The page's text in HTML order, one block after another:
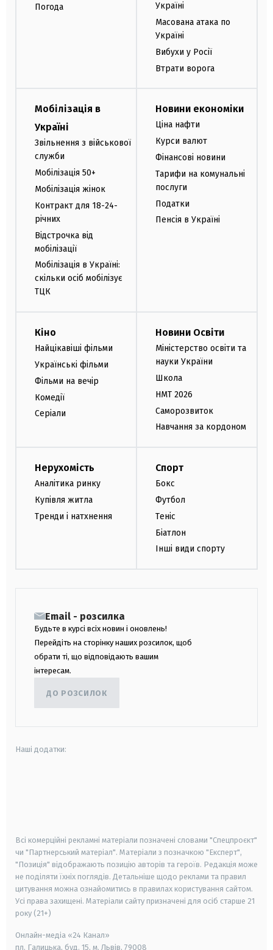
Погода
Україні
Масована атака по
Україні
Вибухи у Росії
Втрати ворога
Мобілізація в
Україні
Звільнення з військової
служби
Мобілізація 50+
Мобілізація жінок
Контракт для 18-24-
річних
Відстрочка від
мобілізації
Мобілізація в Україні:
скільки осіб мобілізує
ТЦК
Новини економіки
Ціна нафти
Курси валют
Фінансові новини
Тарифи на комунальні
послуги
Податки
Пенсія в Україні
Кіно
Найцікавіші фільми
Українські фільми
Фільми на вечір
Комедії
Серіали
Новини Освіти
Міністерство освіти та
науки України
Школа
НМТ 2026
Саморозвиток
Навчання за кордоном
Нерухомість
Аналітика ринку
Купівля житла
Тренди і натхнення
Спорт
Бокс
Футбол
Теніс
Біатлон
Інші види спорту
Email - розсилка
Будьте в курсі всіх новин і оновлень!
Перейдіть на сторінку наших розсилок, щоб
обрати ті, що відповідають вашим
інтересам.
ДО РОЗСИЛОК
Наші додатки:
Всі комерційні рекламні матеріали позначені словами "Спецпроєкт"
чи "Партнерський матеріал". Матеріали з позначкою "Експерт",
"Позиція" відображають позицію авторів та героїв. Редакція може
не поділяти їхніх поглядів. Детальніше щодо реклами та правил
цитування можна ознайомитись в правилах користування сайтом.
Усі права захищені. Матеріали сайту призначені для осіб старше 21
року (21+)
Онлайн-медіа «24 Канал»
пл. Галицька, буд. 15, м. Львів, 79008